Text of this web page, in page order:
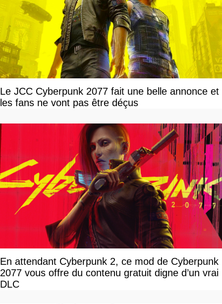
Le JCC Cyberpunk 2077 fait une belle annonce et
les fans ne vont pas être déçus
En attendant Cyberpunk 2, ce mod de Cyberpunk
2077 vous offre du contenu gratuit digne d’un vrai
DLC